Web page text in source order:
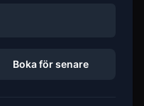
Boka för senare